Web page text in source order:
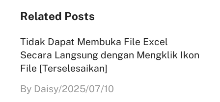
Related Posts
Tidak Dapat Membuka File Excel
Secara Langsung dengan Mengklik Ikon
File [Terselesaikan]
By Daisy/2025/07/10